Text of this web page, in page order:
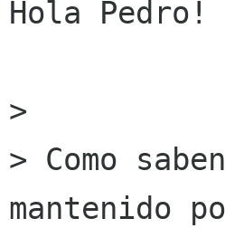
Hola Pedro!
>
> Como
mantenido